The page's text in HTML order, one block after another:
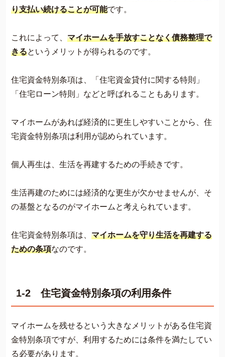
り支払い続けることが可能です。
これによって、 マイホームを手放すことなく債務整理で
きるというメリットが得られるのです。
住宅資金特別条項は、「住宅資金貸付に関する特則」
「住宅ローン特則」などと呼ばれることもあります。
マイホームがあれば経済的に更生しやすいことから、住
宅資金特別条項は利用が認められています。
個人再生は、生活を再建するための手続きです。
生活再建のためには経済的な更生が欠かせませんが、そ
の基盤となるのがマイホームと考えられています。
住宅資金特別条項は、 マイホームを守り生活を再建する
ための条項なのです。
1-2 住宅資金特別条項の利用条件
マイホームを残せるという大きなメリットがある住宅資
金特別条項ですが、利用するためには条件を満たしてい
る必要があります。